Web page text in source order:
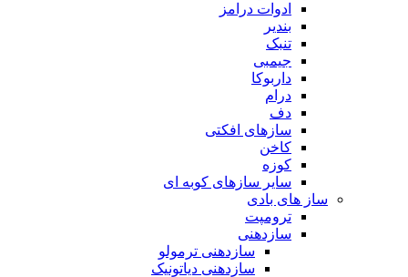
ادوات درامز
بندیر
تنبک
جیمبی
داربوکا
درام
دف
سازهای افکتی
کاخن
کوزه
سایر سازهای کوبه ای
ساز های بادی
ترومپت
سازدهنی
سازدهنی ترمولو
سازدهنی دیاتونیک